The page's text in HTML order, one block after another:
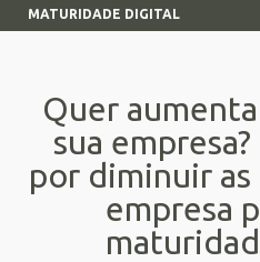
MATURIDADE DIGITAL
Quer
sua
por diminuir as
empresa